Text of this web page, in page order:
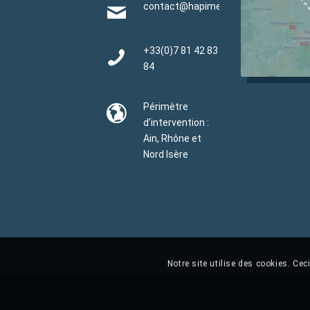
contact@hapimen.fr
+33(0)7 81 42 83
84
Périmètre
d’intervention :
Ain, Rhône et
Nord Isère
Notre site utilise des cookies.